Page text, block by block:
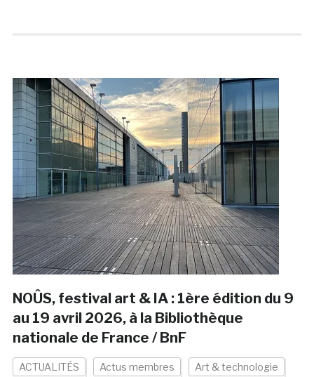
NOÛS, festival art & IA : 1ère édition du 9
au 19 avril 2026, à la Bibliothèque
nationale de France / BnF
ACTUALITÉS Actus membres Art & technologie